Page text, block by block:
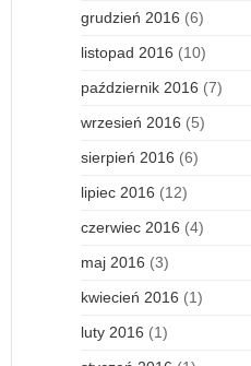
grudzień 2016 (6)
listopad 2016 (10)
październik 2016 (7)
wrzesień 2016 (5)
sierpień 2016 (6)
lipiec 2016 (12)
czerwiec 2016 (4)
maj 2016 (3)
kwiecień 2016 (1)
luty 2016 (1)